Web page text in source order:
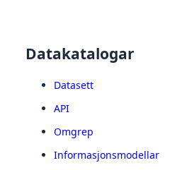
Datakatalogar
Datasett
API
Omgrep
Informasjonsmodellar